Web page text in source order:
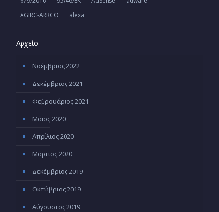
AGIRC-ARRCO
alexa
Αρχείο
Νοέμβριος 2022
Δεκέμβριος 2021
Φεβρουάριος 2021
Μάιος 2020
Απρίλιος 2020
Μάρτιος 2020
Δεκέμβριος 2019
Οκτώβριος 2019
Αύγουστος 2019